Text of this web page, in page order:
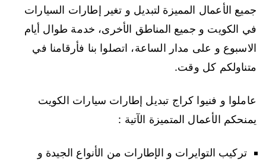
جميع الأعمال المميزة لتبديل و تغير إطارات السيارات
في الكويت و جميع المناطق الأخرى، خدمة طوال أيام
الاسبوع و على مدار الساعة، اتصلوا بنا فأرقامنا في
متناولكم كل وقت.
عاملوا و فنيوا كراج تبديل إطارات سيارات الكويت
يمنحكم الأعمال المتميزة الآتية :
تركيب التوايرات و الإطارات من الأنواع الجيدة و